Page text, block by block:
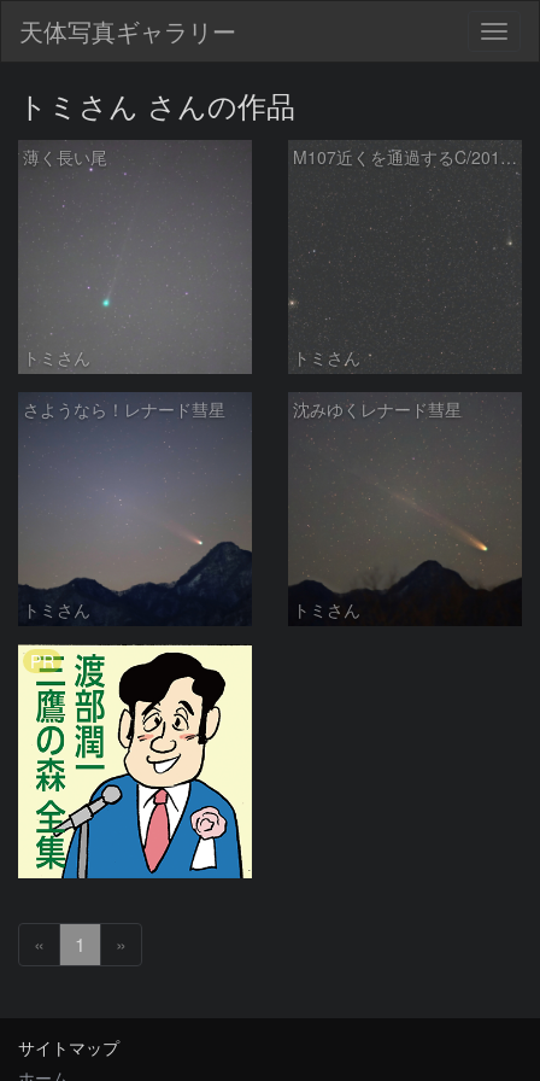
天体写真ギャラリー
トミさん さんの作品
薄く長い尾
トミさん
M107近くを通過するC/2017 K2
トミさん
さようなら！レナード彗星
トミさん
沈みゆくレナード彗星
トミさん
PR
« 1 »
サイトマップ